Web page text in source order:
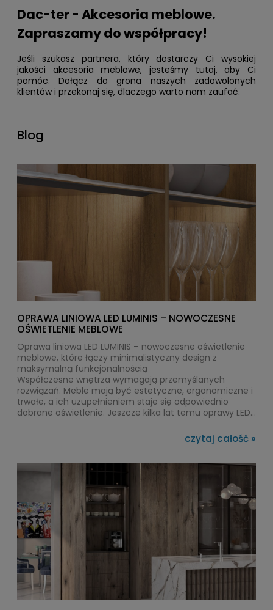
Dac-ter - Akcesoria meblowe.
Zapraszamy do współpracy!
Jeśli szukasz partnera, który dostarczy Ci wysokiej
jakości akcesoria meblowe, jesteśmy tutaj, aby Ci
pomóc. Dołącz do grona naszych zadowolonych
klientów i przekonaj się, dlaczego warto nam zaufać.
Blog
OPRAWA LINIOWA LED LUMINIS – NOWOCZESNE
OŚWIETLENIE MEBLOWE
Oprawa liniowa LED LUMINIS – nowoczesne oświetlenie
meblowe, które łączy minimalistyczny design z
maksymalną funkcjonalnością
Współczesne wnętrza wymagają przemyślanych
rozwiązań. Meble mają być estetyczne, ergonomiczne i
trwałe, a ich uzupełnieniem staje się odpowiednio
dobrane oświetlenie. Jeszcze kilka lat temu oprawy LED
najważniejszych elementów wyposażenia kuchni,
czytaj całość »